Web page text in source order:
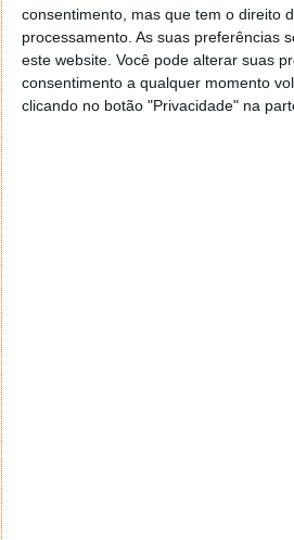
consentimento, mas que tem o direito
processamento. As suas preferências
este website. Você pode alterar suas
consentimento a qualquer momento
clicando no botão "Privacidade" na
cavalo de corrida com a
a High Plains Cutting
Free Access to the
capacidade de